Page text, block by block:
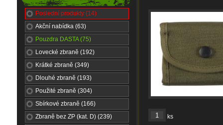
Poslední produkty (14)
Akční nabídka (63)
Pouzdra DASTA (75)
Lovecké zbraně (192)
Krátké zbraně (349)
Dlouhé zbraně (193)
Použité zbraně (304)
Sbírkové zbraně (166)
Zbraně bez ZP (kat. D) (239)
ks